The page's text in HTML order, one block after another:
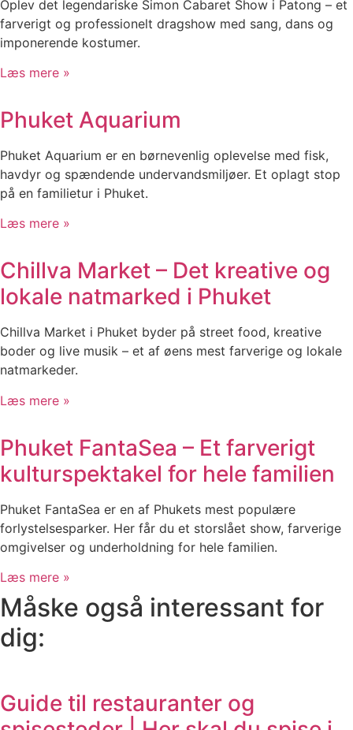
Oplev det legendariske Simon Cabaret Show i Patong – et
farverigt og professionelt dragshow med sang, dans og
imponerende kostumer.
Læs mere »
Phuket Aquarium
Phuket Aquarium er en børnevenlig oplevelse med fisk,
havdyr og spændende undervandsmiljøer. Et oplagt stop
på en familietur i Phuket.
Læs mere »
Chillva Market – Det kreative og
lokale natmarked i Phuket
Chillva Market i Phuket byder på street food, kreative
boder og live musik – et af øens mest farverige og lokale
natmarkeder.
Læs mere »
Phuket FantaSea – Et farverigt
kulturspektakel for hele familien
Phuket FantaSea er en af Phukets mest populære
forlystelsesparker. Her får du et storslået show, farverige
omgivelser og underholdning for hele familien.
Læs mere »
Måske også interessant for
dig:
Guide til restauranter og